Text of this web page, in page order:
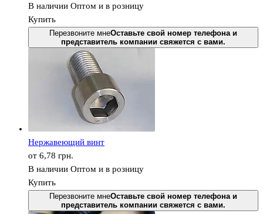
В наличии Оптом и в розницу
Купить
Перезвоните мнеОставьте свой номер телефона и
представитель компании свяжется с вами.
Нержавеющий винт
от 6,78 грн.
В наличии Оптом и в розницу
Купить
Перезвоните мнеОставьте свой номер телефона и
представитель компании свяжется с вами.